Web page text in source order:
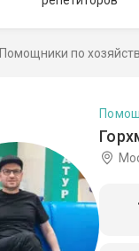
Помощники по